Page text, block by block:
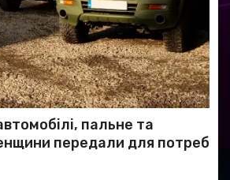
пальне та
передали для потреб